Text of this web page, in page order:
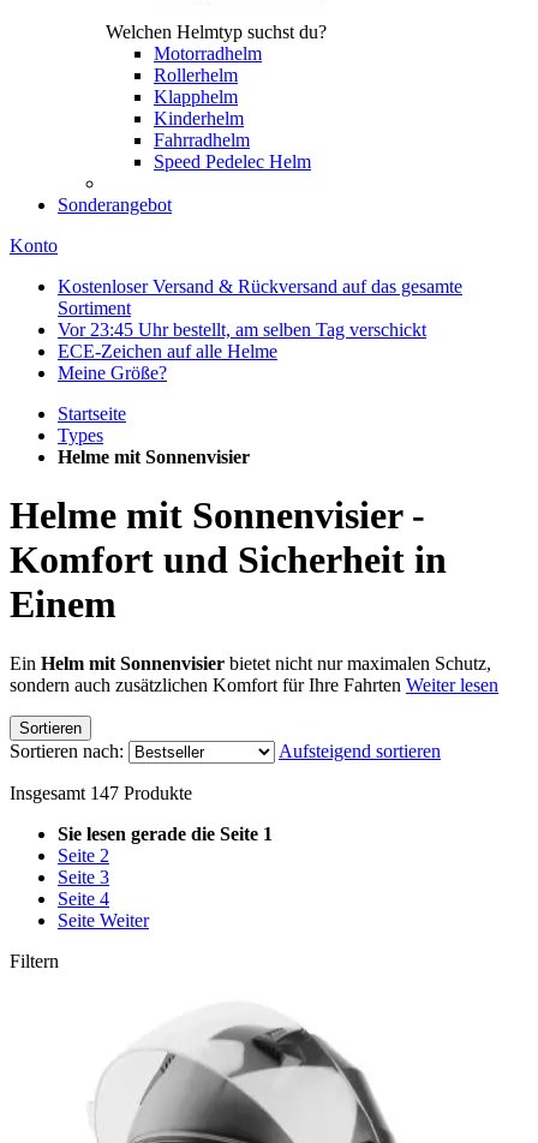
Welchen Helmtyp suchst du?
Motorradhelm
Rollerhelm
Klapphelm
Kinderhelm
Fahrradhelm
Speed Pedelec Helm
Sonderangebot
Konto
Kostenloser Versand & Rückversand auf das gesamte
Sortiment
Vor 23:45 Uhr bestellt, am selben Tag verschickt
ECE-Zeichen auf alle Helme
Meine Größe?
Startseite
Types
Helme mit Sonnenvisier
Helme mit Sonnenvisier -
Komfort und Sicherheit in
Einem
Ein Helm mit Sonnenvisier bietet nicht nur maximalen Schutz,
sondern auch zusätzlichen Komfort für Ihre Fahrten Weiter lesen
Sortieren
Sortieren nach: Aufsteigend sortieren
Insgesamt 147 Produkte
Sie lesen gerade die Seite 1
Seite 2
Seite 3
Seite 4
Seite Weiter
Filtern